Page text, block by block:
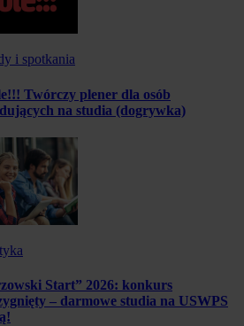
i spotkania
Twórczy plener dla osób
na studia (dogrywka)
Start” 2026: konkurs
– darmowe studia na USWPS